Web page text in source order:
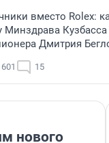
вместо Rolex:
Минздрава
Дмитрия
15
нового